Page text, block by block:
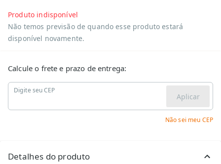
Produto indisponível
Não temos previsão de quando esse produto estará
disponível novamente.
Calcule o frete e prazo de entrega:
Digite seu CEP
Aplicar
Não sei meu CEP
Detalhes do produto